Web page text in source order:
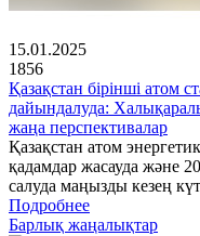
15.01.2025
1856
Қазақстан бірінші атом
дайындалуда:
жаңа перспективалар
Қазақстан атом
қадамдар жасауда және
салуда маңызды кезең
Подробнее
Барлық жаңалықтар